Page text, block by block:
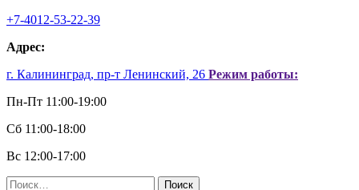
+7-4012-53-22-39
Aдрес:
г. Калининград, пр-т Ленинский, 26 Режим работы:
Пн-Пт 11:00-19:00
Сб 11:00-18:00
Вс 12:00-17:00
Найти: